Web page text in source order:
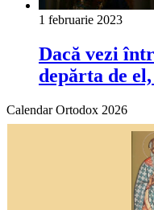
1 februarie 2023
Dacă vezi
depărta de
Calendar Ortodox 2026